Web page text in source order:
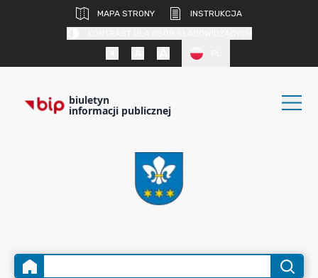
MAPA STRONY
INSTRUKCJA
biuletyn
informacji publicznej